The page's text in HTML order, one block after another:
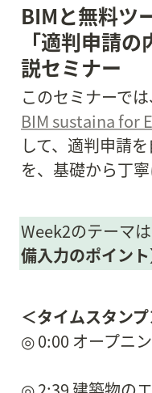
BIMと無料ツ
「適判申請
説セミナー
このセミナーで
BIM sustaina for
して、適判申請
を、基礎から丁寧
Week2のテーマは
備入力のポイント
＜タイムスタンプ
◎ 0:00 オープニ